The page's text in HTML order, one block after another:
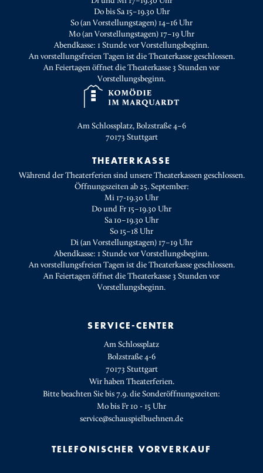
Do bis Sa 15–19.30 Uhr
So (an Vorstellungstagen) 14–16 Uhr
Mo (an Vorstellungstagen) 17–19 Uhr
Abendkasse: 1 Stunde vor Vorstellungsbeginn.
An vorstellungsfreien Tagen ist die Theaterkasse geschlossen.
An Feiertagen öffnet die Theaterkasse 3 Stunden vor
Vorstellungsbeginn.
Am Schlossplatz, Bolzstraße 4–6
70173 Stuttgart
THEATERKASSE
Während der Theaterferien sind unsere Theaterkassen geschlossen.
Öffnungszeiten ab 25. September:
Mi 17-19.30 Uhr
Do und Fr 15–19.30 Uhr
Sa 10–19.30 Uhr
So 15–18 Uhr
Di (an Vorstellungstagen) 17–19 Uhr
Abendkasse: 1 Stunde vor Vorstellungsbeginn.
An vorstellungsfreien Tagen ist die Theaterkasse geschlossen.
An Feiertagen öffnet die Theaterkasse 3 Stunden vor
Vorstellungsbeginn.
SERVICE-CENTER
Am Schlossplatz
Bolzstraße 4-6
70173 Stuttgart
Wir haben Theaterferien.
Bitte beachten Sie bis 7.9. die Sonderöffnungszeiten:
Mo bis Fr 10 - 15 Uhr
service@schauspielbuehnen.de
TELEFONISCHER VORVERKAUF